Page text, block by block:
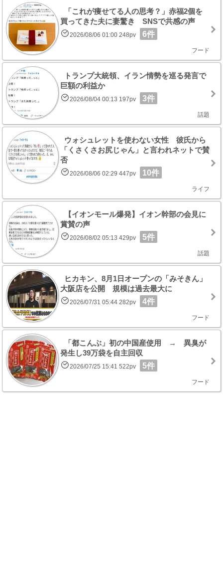
「これが痩せてる人の思考？」赤福2個を
買ってきた夫に妻驚き SNSで共感の声
2026/08/06 01:00 248pv 6件
フード
トランプ大統領、イラン情勢を巡る発言で
巨額の利益か
2026/08/04 00:13 197pv 3件
話題
ウォシュレットを使わない女性 彼氏から
「くさくさお尻じゃん」と言われネットで賛
否
2026/08/06 02:29 447pv 10件
ライフ
【イオンモール爆発】イオン幹部の会見に
賞賛の声
2026/08/02 05:13 429pv 5件
話題
ヒカキン、8月1日オープンの「みそきん」
大阪店を公開 規模は過去最大に
2026/07/31 05:44 282pv 4件
フード
「都こんぶ」初の中国産使用 → 異臭が
発生し39万袋を自主回収
2026/07/25 15:41 522pv 5件
フード